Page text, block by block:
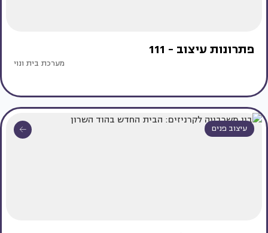
פתרונות עיצוב - 111
מערכת בית ונוי
עיצוב פנים